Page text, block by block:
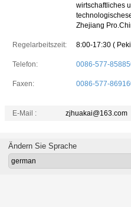
wirtschaftliches
Zhejiang
Regelarbeitszeit: 8:00-17:30 (
Telefon: 0086-577-
Faxen: 0086-577-
E-Mail : zjhuakai@163.com
Ändern Sie Sprache